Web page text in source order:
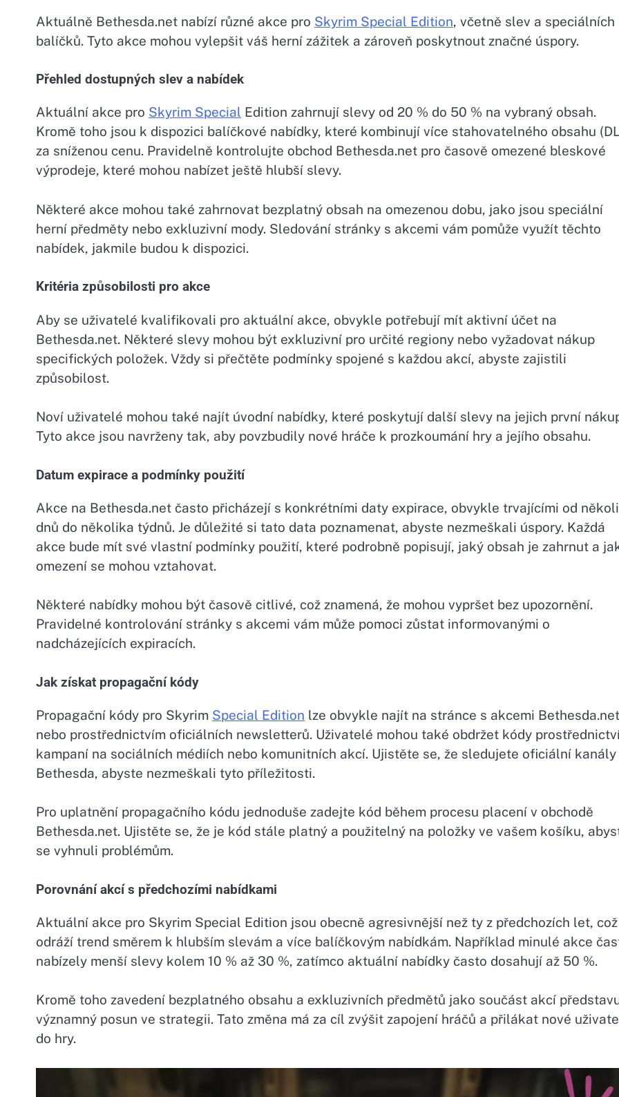
Aktuálně Bethesda.net nabízí různé akce pro Skyrim Special Edition, včetně slev a speciálních
balíčků. Tyto akce mohou vylepšit váš herní zážitek a zároveň poskytnout značné úspory.
Přehled dostupných slev a nabídek
Aktuální akce pro Skyrim Special Edition zahrnují slevy od 20 % do 50 % na vybraný obsah.
Kromě toho jsou k dispozici balíčkové nabídky, které kombinují více stahovatelného obsahu
za sníženou cenu. Pravidelně kontrolujte obchod Bethesda.net pro časově omezené bleskové
výprodeje, které mohou nabízet ještě hlubší slevy.
Některé akce mohou také zahrnovat bezplatný obsah na omezenou dobu, jako jsou speciální
herní předměty nebo exkluzivní mody. Sledování stránky s akcemi vám pomůže využít těchto
nabídek, jakmile budou k dispozici.
Kritéria způsobilosti pro akce
Aby se uživatelé kvalifikovali pro aktuální akce, obvykle potřebují mít aktivní účet na
Bethesda.net. Některé slevy mohou být exkluzivní pro určité regiony nebo vyžadovat nákup
specifických položek. Vždy si přečtěte podmínky spojené s každou akcí, abyste zajistili
způsobilost.
Noví uživatelé mohou také najít úvodní nabídky, které poskytují další slevy na jejich první
Tyto akce jsou navrženy tak, aby povzbudily nové hráče k prozkoumání hry a jejího obsahu.
Datum expirace a podmínky použití
Akce na Bethesda.net často přicházejí s konkrétními daty expirace, obvykle trvajícími od
dnů do několika týdnů. Je důležité si tato data poznamenat, abyste nezmeškali úspory. Každá
akce bude mít své vlastní podmínky použití, které podrobně popisují, jaký obsah je zahrnut a
omezení se mohou vztahovat.
Některé nabídky mohou být časově citlivé, což znamená, že mohou vypršet bez upozornění.
Pravidelné kontrolování stránky s akcemi vám může pomoci zůstat informovanými o
nadcházejících expiracích.
Jak získat propagační kódy
Propagační kódy pro Skyrim Special Edition lze obvykle najít na stránce s akcemi Bethesda.net
nebo prostřednictvím oficiálních newsletterů. Uživatelé mohou také obdržet kódy
kampaní na sociálních médiích nebo komunitních akcí. Ujistěte se, že sledujete oficiální kanály
Bethesda, abyste nezmeškali tyto příležitosti.
Pro uplatnění propagačního kódu jednoduše zadejte kód během procesu placení v obchodě
Bethesda.net. Ujistěte se, že je kód stále platný a použitelný na položky ve vašem košíku,
se vyhnuli problémům.
Porovnání akcí s předchozími nabídkami
Aktuální akce pro Skyrim Special Edition jsou obecně agresivnější než ty z předchozích let, což
odráží trend směrem k hlubším slevám a více balíčkovým nabídkám. Například minulé akce
nabízely menší slevy kolem 10 % až 30 %, zatímco aktuální nabídky často dosahují až 50 %.
Kromě toho zavedení bezplatného obsahu a exkluzivních předmětů jako součást akcí
významný posun ve strategii. Tato změna má za cíl zvýšit zapojení hráčů a přilákat nové
do hry.